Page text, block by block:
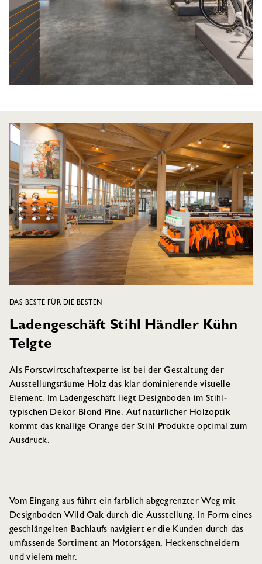
DAS BESTE FÜR DIE BESTEN
Ladengeschäft Stihl Händler Kühn
Telgte
Als Forstwirtschaftexperte ist bei der Gestaltung der
Ausstellungsräume Holz das klar dominierende visuelle
Element. Im Ladengeschäft liegt Designboden im Stihl-
typischen Dekor Blond Pine. Auf natürlicher Holzoptik
kommt das knallige Orange der Stihl Produkte optimal zum
Ausdruck.
Vom Eingang aus führt ein farblich abgegrenzter Weg mit
Designboden Wild Oak durch die Ausstellung. In Form eines
geschlängelten Bachlaufs navigiert er die Kunden durch das
umfassende Sortiment an Motorsägen, Heckenschneidern
und vielem mehr.